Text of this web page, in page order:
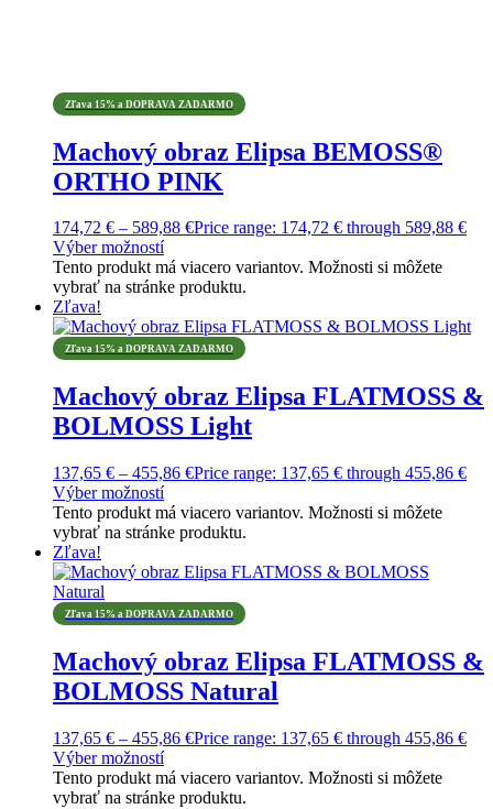
Zľava 15% a DOPRAVA ZADARMO
Machový obraz Elipsa BEMOSS®
ORTHO PINK
174,72 € – 589,88 €Price range: 174,72 € through 589,88 €
Výber možností
Tento produkt má viacero variantov. Možnosti si môžete
vybrať na stránke produktu.
Zľava!
Zľava 15% a DOPRAVA ZADARMO
Machový obraz Elipsa FLATMOSS &
BOLMOSS Light
137,65 € – 455,86 €Price range: 137,65 € through 455,86 €
Výber možností
Tento produkt má viacero variantov. Možnosti si môžete
vybrať na stránke produktu.
Zľava!
Zľava 15% a DOPRAVA ZADARMO
Machový obraz Elipsa FLATMOSS &
BOLMOSS Natural
137,65 € – 455,86 €Price range: 137,65 € through 455,86 €
Výber možností
Tento produkt má viacero variantov. Možnosti si môžete
vybrať na stránke produktu.